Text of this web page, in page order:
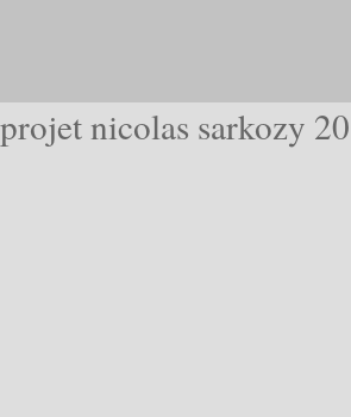
projet nicolas sarkozy